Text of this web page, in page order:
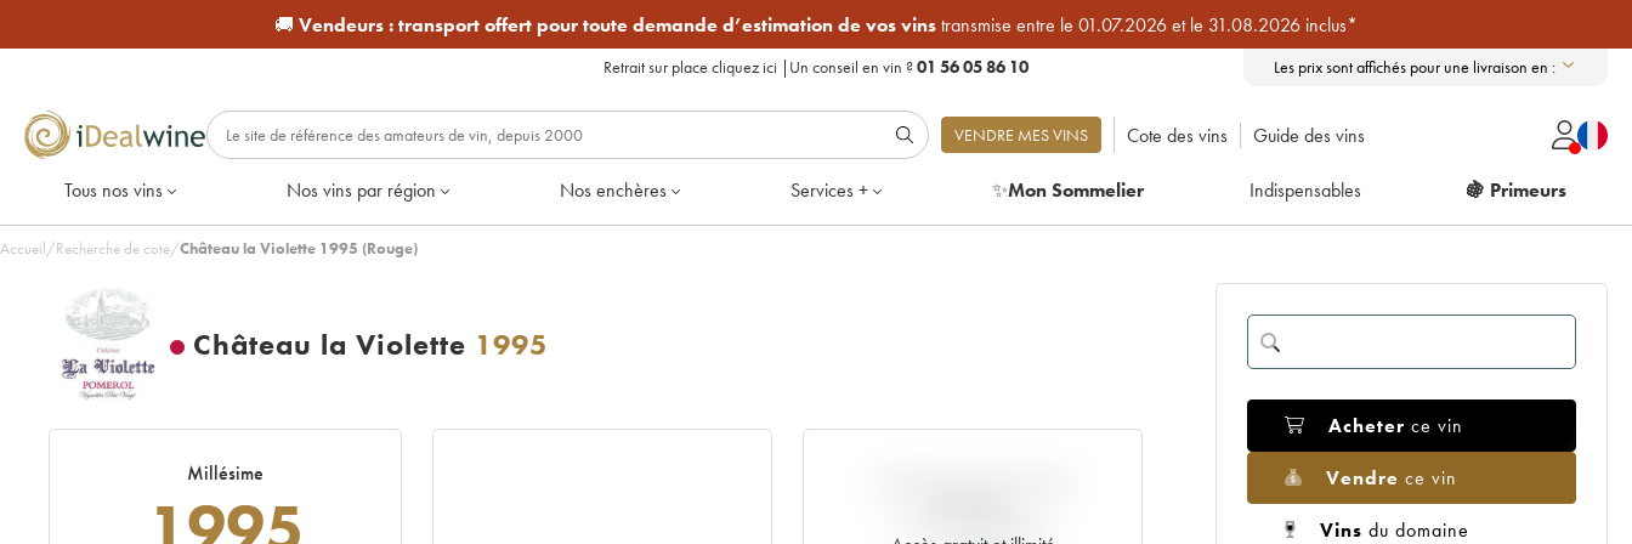
🚚 Vendeurs :transport offert pour toute demande d’estimation de vos vinstransmise entre le 01.07.2026 et le 31.08.2026 inclus*
Retrait sur place cliquez ici | Un conseil en vin ?01 56 05 86 10 Les prix sont affichés pour une livraison en :
VENDRE MES VINS Cote des vins Guide des vins
Tous nos vins Nos vins par région Nos enchères Services + ✨Mon Sommelier Indispensables 🍇 Primeurs
Accueil/Recherche de cote/Château la Violette 1995 (Rouge)
Château la Violette 1995
Millésime
Acheter ce vin
Vendre ce vin
Vins du domaine